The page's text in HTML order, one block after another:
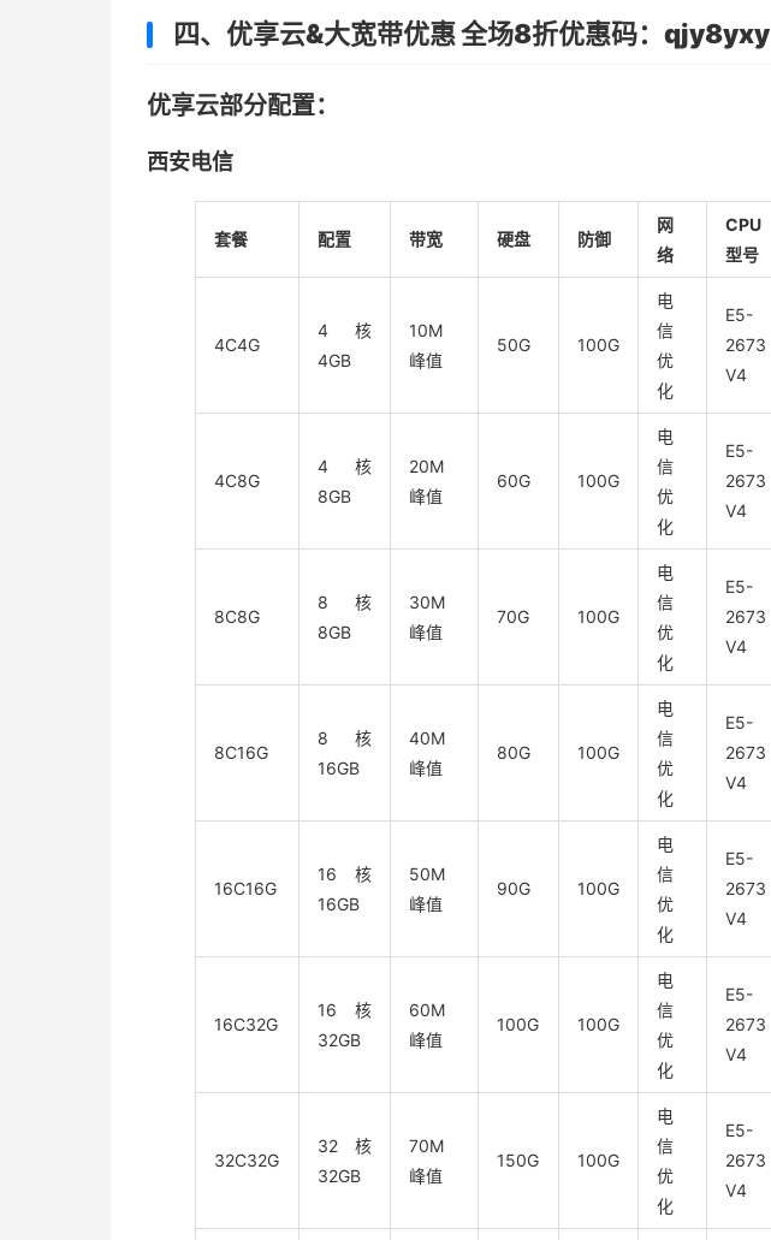
四、优享云&大宽带优惠 全场8折优惠码：qjy8yxy
优享云部分配置：
西安电信
套餐 配置 带宽 硬盘 防御
网
络
CPU
型号
4C4G
4核
4GB
10M
峰值
50G 100G
电
信
优
化
E5-
2673
V4
4C8G
4核
8GB
20M
峰值
60G 100G
电
信
优
化
E5-
2673
V4
8C8G
8核
8GB
30M
峰值
70G 100G
电
信
优
化
E5-
2673
V4
8C16G
8核
16GB
40M
峰值
80G 100G
电
信
优
化
E5-
2673
V4
16C16G
16核
16GB
50M
峰值
90G 100G
电
信
优
化
E5-
2673
V4
16C32G
16核
32GB
60M
峰值
100G 100G
电
信
优
化
E5-
2673
V4
32C32G
32核
32GB
70M
峰值
150G 100G
电
信
优
化
E5-
2673
V4